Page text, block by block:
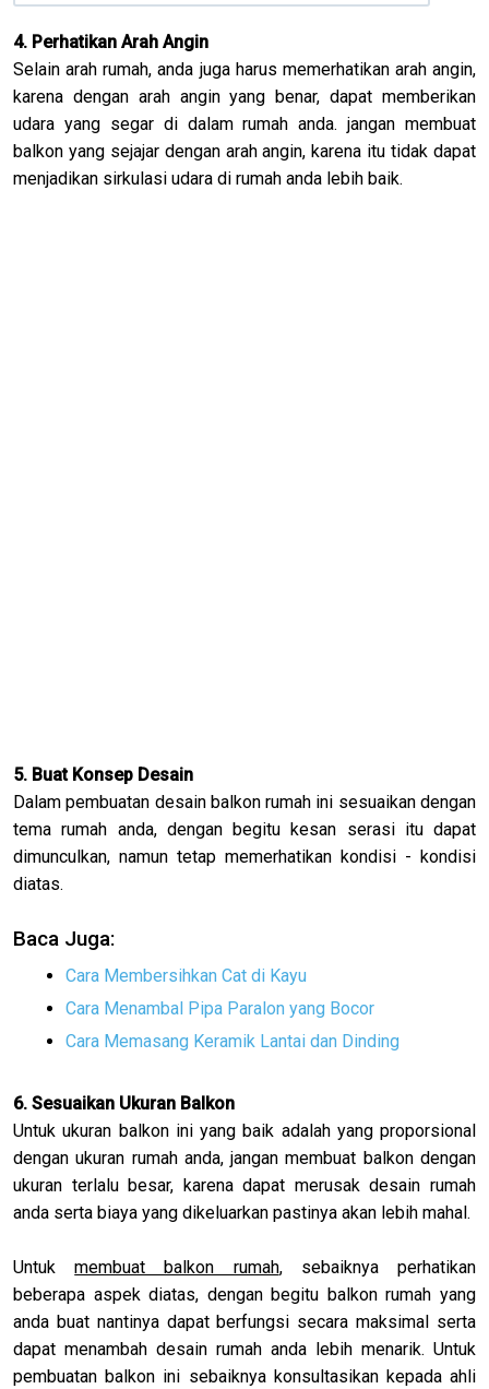
4. Perhatikan Arah Angin
Selain arah rumah, anda juga harus memerhatikan arah angin,
karena dengan arah angin yang benar, dapat memberikan
udara yang segar di dalam rumah anda. jangan membuat
balkon yang sejajar dengan arah angin, karena itu tidak dapat
menjadikan sirkulasi udara di rumah anda lebih baik.
5. Buat Konsep Desain
Dalam pembuatan desain balkon rumah ini sesuaikan dengan
tema rumah anda, dengan begitu kesan serasi itu dapat
dimunculkan, namun tetap memerhatikan kondisi - kondisi
diatas.
Baca Juga:
Cara Membersihkan Cat di Kayu
Cara Menambal Pipa Paralon yang Bocor
Cara Memasang Keramik Lantai dan Dinding
6. Sesuaikan Ukuran Balkon
Untuk ukuran balkon ini yang baik adalah yang proporsional
dengan ukuran rumah anda, jangan membuat balkon dengan
ukuran terlalu besar, karena dapat merusak desain rumah
anda serta biaya yang dikeluarkan pastinya akan lebih mahal.
Untukmembuat balkon rumah, sebaiknya perhatikan
beberapa aspek diatas, dengan begitu balkon rumah yang
anda buat nantinya dapat berfungsi secara maksimal serta
dapat menambah desain rumah anda lebih menarik. Untuk
pembuatan balkon ini sebaiknya konsultasikan kepada ahli